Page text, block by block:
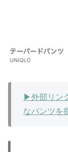
▶︎外部リン
なパンツを